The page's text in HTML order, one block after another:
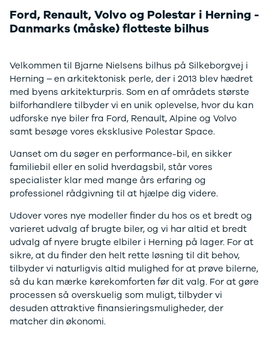
Modeller
Anmeldelser
Modeller
Anmeldelser
Privatleasing
Tilbud
A390
Modeller
Privatleasing
Tilbud
Dacia
Sandero
Modeller
Anmeldelser
Privatleasing
Tilbud
Duster
Modeller
Anmeldelser
Privatleasing
Tilbud
Stationcar
1-serie
4-serie
5-serie
640i
X1
X2
X3
iX
iX1
iX3
i3
i3s
i4
Z4
BYD
Se alle BYD
Elbil
Atto 3
Han
Citroën
er autoriseret værksted for Ford, Renault,
Dacia, Alpine, Volvo og Polestar.
Ford, Renault, Volvo og Polestar i Herning -
Danmarks (måske) flotteste bilhus
Velkommen til Bjarne Nielsens bilhus på Silkeborgvej i
Herning – en arkitektonisk perle, der i 2013 blev hædret
med byens arkitekturpris. Som en af områdets største
bilforhandlere tilbyder vi en unik oplevelse, hvor du kan
udforske nye biler fra Ford, Renault, Alpine og Volvo
samt besøge vores eksklusive Polestar Space.
Uanset om du søger en performance-bil, en sikker
familiebil eller en solid hverdagsbil, står vores
specialister klar med mange års erfaring og
professionel rådgivning til at hjælpe dig videre.
Udover vores nye modeller finder du hos os et bredt og
varieret udvalg af brugte biler, og vi har altid et bredt
udvalg af nyere brugte elbiler i Herning på lager. For at
sikre, at du finder den helt rette løsning til dit behov,
tilbyder vi naturligvis altid mulighed for at prøve bilerne,
så du kan mærke kørekomforten før dit valg. For at gøre
processen så overskuelig som muligt, tilbyder vi
desuden attraktive finansieringsmuligheder, der
matcher din økonomi.